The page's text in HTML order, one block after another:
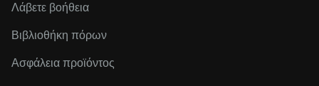
Λάβετε βοήθεια
Βιβλιοθήκη πόρων
Ασφάλεια προϊόντος